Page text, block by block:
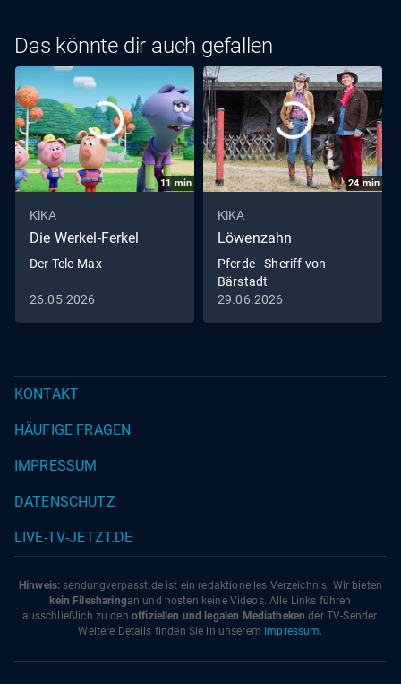
Das könnte dir auch gefallen
11 min
KiKA
Die Werkel-Ferkel
Der Tele-Max
26.05.2026
24 min
KiKA
Löwenzahn
Pferde - Sheriff von
Bärstadt
29.06.2026
KONTAKT
HÄUFIGE FRAGEN
IMPRESSUM
DATENSCHUTZ
LIVE-TV-JETZT.DE
Hinweis: sendungverpasst.de ist ein redaktionelles Verzeichnis. Wir bieten
kein Filesharingan und hosten keine Videos. Alle Links führen
ausschließlich zu den offiziellen und legalen Mediatheken der TV-Sender.
Weitere Details finden Sie in unserem Impressum.